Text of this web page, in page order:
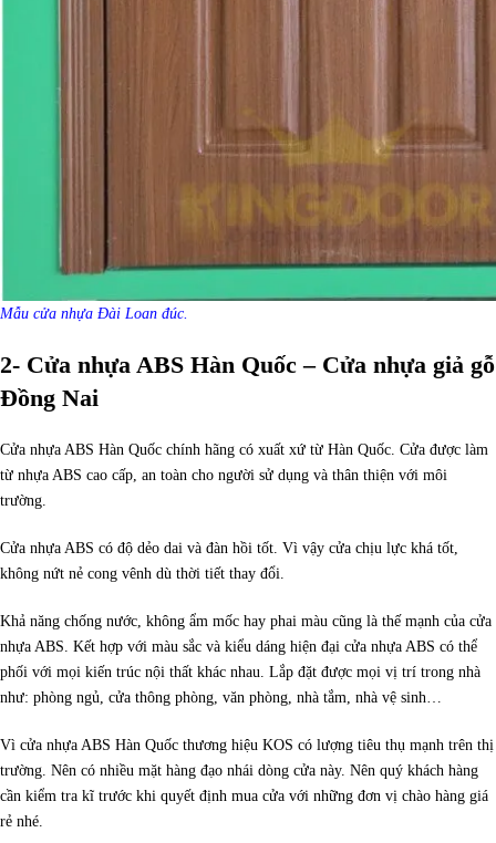
Mẫu cửa nhựa Đài Loan đúc.
2- Cửa nhựa ABS Hàn Quốc – Cửa nhựa giả gỗ
Đồng Nai
Cửa nhựa ABS Hàn Quốc chính hãng có xuất xứ từ Hàn Quốc. Cửa được làm
từ nhựa ABS cao cấp, an toàn cho người sử dụng và thân thiện với môi
trường.
Cửa nhựa ABS có độ dẻo dai và đàn hồi tốt. Vì vậy cửa chịu lực khá tốt,
không nứt nẻ cong vênh dù thời tiết thay đổi.
Khả năng chống nước, không ẩm mốc hay phai màu cũng là thế mạnh của cửa
nhựa ABS. Kết hợp với màu sắc và kiểu dáng hiện đại cửa nhựa ABS có thể
phối với mọi kiến trúc nội thất khác nhau. Lắp đặt được mọi vị trí trong nhà
như: phòng ngủ, cửa thông phòng, văn phòng, nhà tắm, nhà vệ sinh…
Vì cửa nhựa ABS Hàn Quốc thương hiệu KOS có lượng tiêu thụ mạnh trên thị
trường. Nên có nhiều mặt hàng đạo nhái dòng cửa này. Nên quý khách hàng
cần kiểm tra kĩ trước khi quyết định mua cửa với những đơn vị chào hàng giá
rẻ nhé.